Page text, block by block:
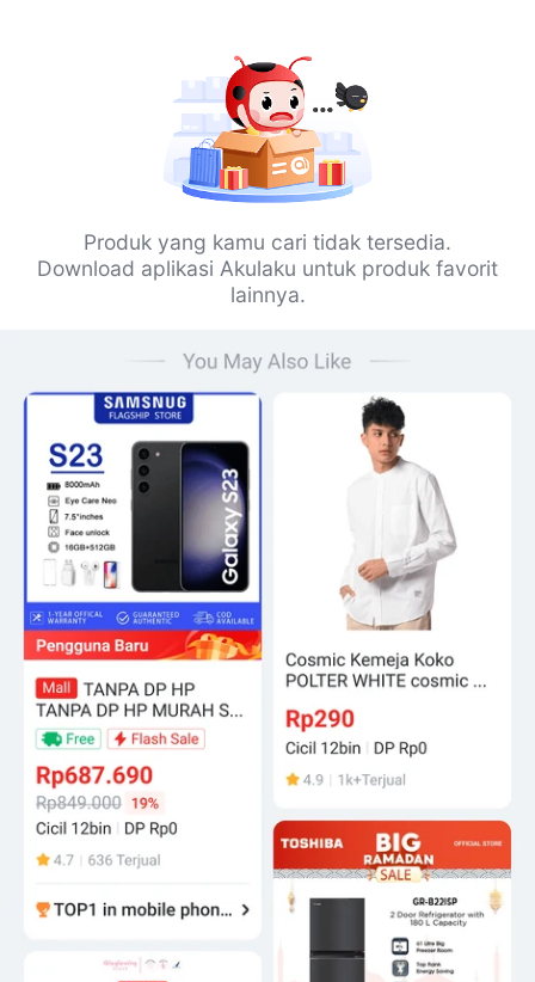
Produk yang kamu cari tidak tersedia.
Download aplikasi Akulaku untuk produk favorit
lainnya.